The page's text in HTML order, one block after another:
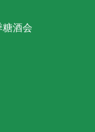
酒会